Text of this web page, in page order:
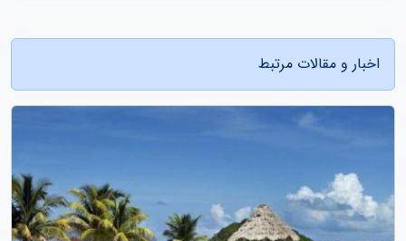
اخبار و مقالات مرتبط